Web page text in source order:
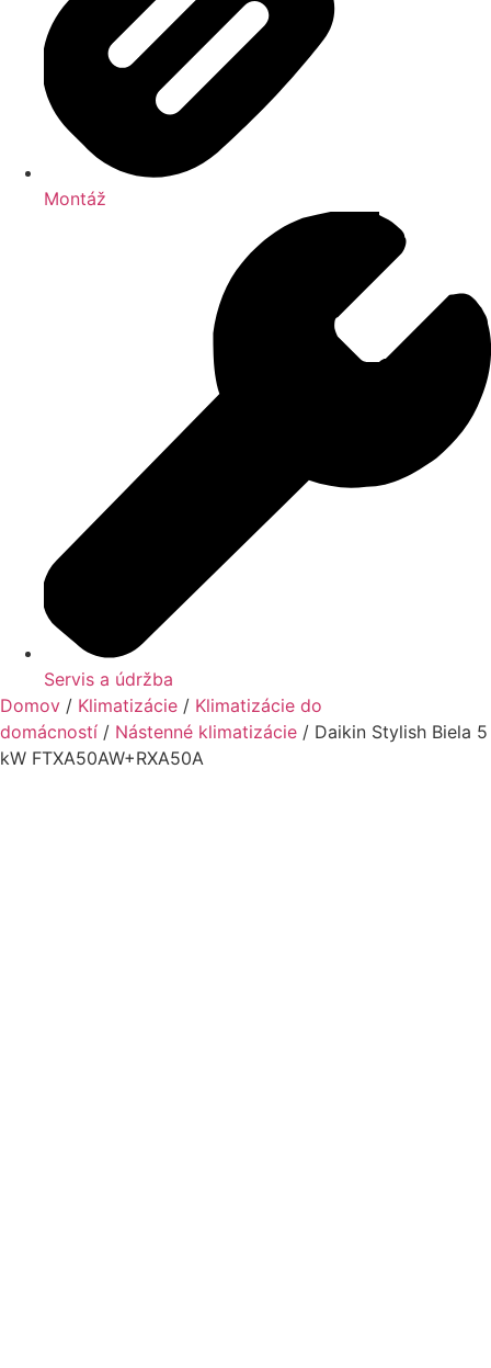
Montáž
Servis a údržba
Domov / Klimatizácie / Klimatizácie do
domácností / Nástenné klimatizácie / Daikin Stylish Biela 5
kW FTXA50AW+RXA50A